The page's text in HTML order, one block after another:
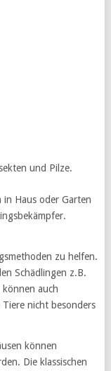
und Pilze.
in Haus oder Garten
zu helfen.
Schädlingen z.B.
auch
nicht besonders
können
Die klassischen